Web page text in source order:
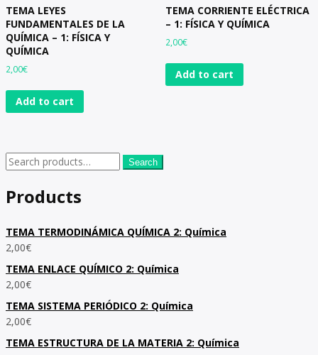
TEMA LEYES
FUNDAMENTALES DE LA
QUÍMICA – 1: FÍSICA Y
QUÍMICA
2,00€
Add to cart
TEMA CORRIENTE ELÉCTRICA
– 1: FÍSICA Y QUÍMICA
2,00€
Add to cart
Search
Products
TEMA TERMODINÁMICA QUÍMICA 2: Química
2,00€
TEMA ENLACE QUÍMICO 2: Química
2,00€
TEMA SISTEMA PERIÓDICO 2: Química
2,00€
TEMA ESTRUCTURA DE LA MATERIA 2: Química